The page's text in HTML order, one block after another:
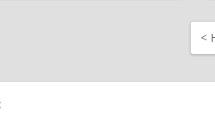
<